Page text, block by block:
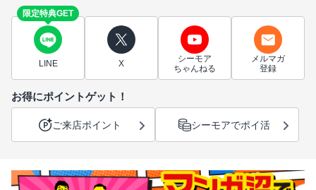
限定特典GET
LINE X
シーモア
ちゃんねる
メルマガ
登録
お得にポイントゲット！
ご来店ポイント シーモアでポイ活